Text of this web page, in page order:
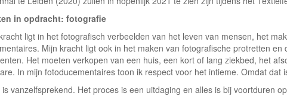
in opdracht: fotografie
ligt in het fotografisch verbeelden van het leven van mensen, het
Mijn kracht ligt ook in het maken van fotografische protretten en
Het moeten verkopen van een huis, een kort of lang ziekbed, het
In mijn fotoducementaires toon ik respect voor het intieme. Omdat dat
is vanzelfsprekend. Het proces is een uitdaging en alles is bij voortduren